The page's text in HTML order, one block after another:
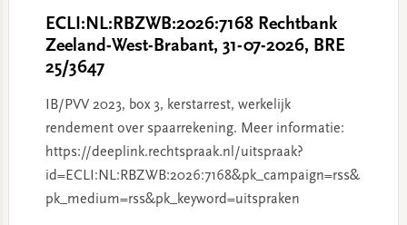
ECLI:NL:RBZWB:2026:7168 Rechtbank
Zeeland-West-Brabant, 31-07-2026, BRE
25/3647
IB/PVV 2023, box 3, kerstarrest, werkelijk
rendement over spaarrekening. Meer informatie:
https://deeplink.rechtspraak.nl/uitspraak?
id=ECLI:NL:RBZWB:2026:7168&pk_campaign=rss&
pk_medium=rss&pk_keyword=uitspraken